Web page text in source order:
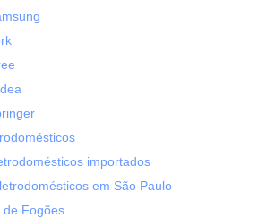
importados
em São Paulo
de Fogões